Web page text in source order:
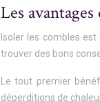
Les
Isoler les combles
trouver des bons
Le tout premier
déperditions de